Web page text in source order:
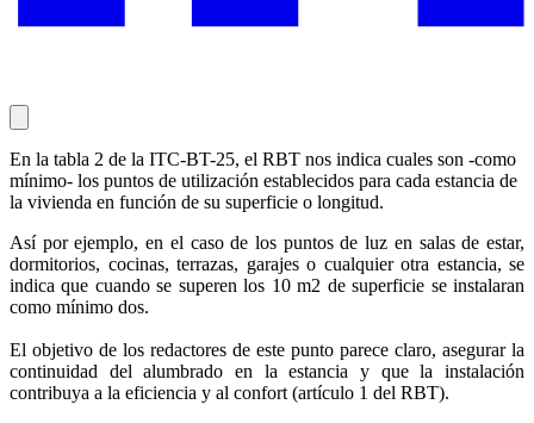
En la tabla 2 de la ITC-BT-25, el RBT nos indica cuales son -como
mínimo- los puntos de utilización establecidos para cada estancia de
la vivienda en función de su superficie o longitud.
Así por ejemplo, en el caso de los puntos de luz en salas de estar,
dormitorios, cocinas, terrazas, garajes o cualquier otra estancia, se
indica que cuando se superen los 10 m2 de superficie se instalaran
como mínimo dos.
El objetivo de los redactores de este punto parece claro, asegurar la
continuidad del alumbrado en la estancia y que la instalación
contribuya a la eficiencia y al confort (artículo 1 del RBT).